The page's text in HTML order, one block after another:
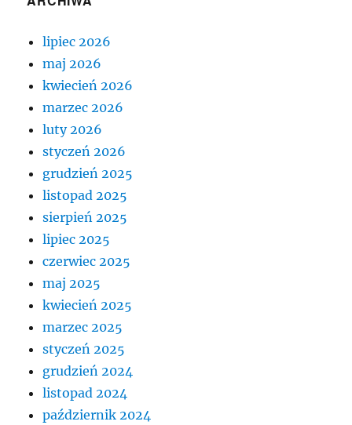
lipiec 2026
maj 2026
kwiecień 2026
marzec 2026
luty 2026
styczeń 2026
grudzień 2025
listopad 2025
sierpień 2025
lipiec 2025
czerwiec 2025
maj 2025
kwiecień 2025
marzec 2025
styczeń 2025
grudzień 2024
listopad 2024
październik 2024